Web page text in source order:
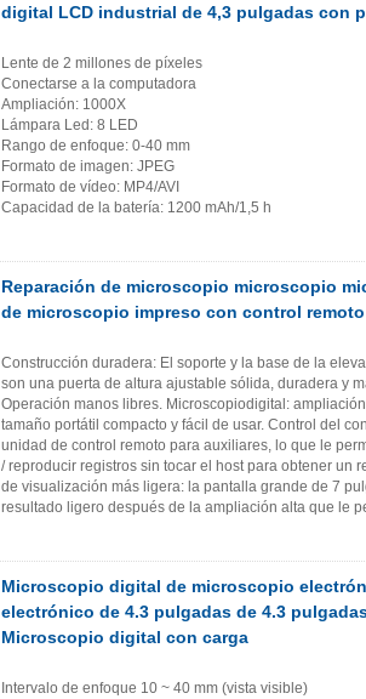
digital LCD industrial de 4,3 pulgadas con
Lente de 2 millones de píxeles
Conectarse a la computadora
Ampliación: 1000X
Lámpara Led: 8 LED
Rango de enfoque: 0-40 mm
Formato de imagen: JPEG
Formato de vídeo: MP4/AVI
Capacidad de la batería: 1200 mAh/1,5 h
Reparación de microscopio microscopio
de microscopio impreso con control remoto
Construcción duradera: El soporte y la base de la
son una puerta de altura ajustable sólida, duradera y
Operación manos libres. Microscopiodigital:
tamaño portátil compacto y fácil de usar. Control del
unidad de control remoto para auxiliares, lo que le
/ reproducir registros sin tocar el host para obtener un
de visualización más ligera: la pantalla grande de 7
resultado ligero después de la ampliación alta que le
Microscopio digital de microscopio
electrónico de 4.3 pulgadas de 4.3
Microscopio digital con carga
Intervalo de enfoque 10 ~ 40 mm (vista visible)